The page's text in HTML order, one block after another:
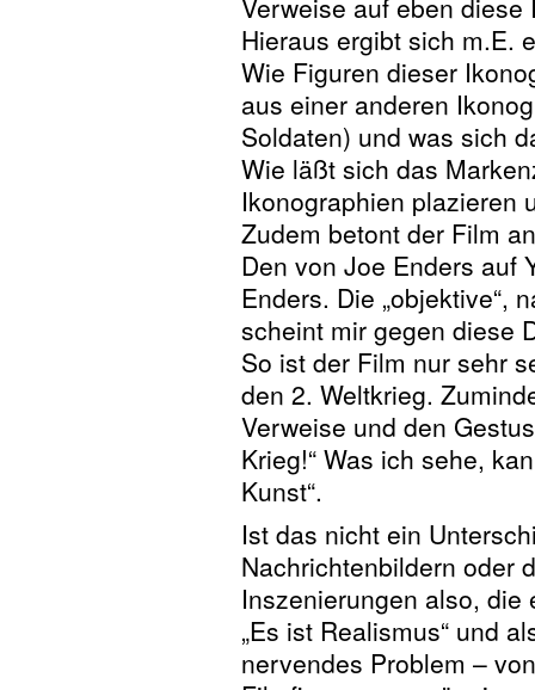
Hieraus ergibt sich m.E.
Wie Figuren dieser
aus einer anderen
Soldaten) und was sich
Wie läßt sich das
Ikonographien plazieren
Zudem betont der Film
Den von Joe Enders auf
Enders. Die „objektive“,
scheint mir gegen diese
So ist der Film nur sehr
den 2. Weltkrieg.
Verweise und den
Krieg!“ Was ich sehe,
Kunst“.
Ist das nicht ein
Nachrichtenbildern oder
Inszenierungen also,
„Es ist Realismus“ und
nervendes Problem –